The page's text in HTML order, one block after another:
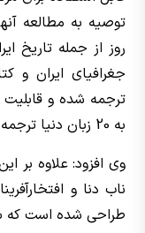
توصیه به مطالعه
روز از جمله تاریخ
جغرافیای ایران و
به 20 زبان دنیا ترجمه و عرضه شده است.
وی افزود: علاوه بر
ناب دنا و
طراحی شده است که